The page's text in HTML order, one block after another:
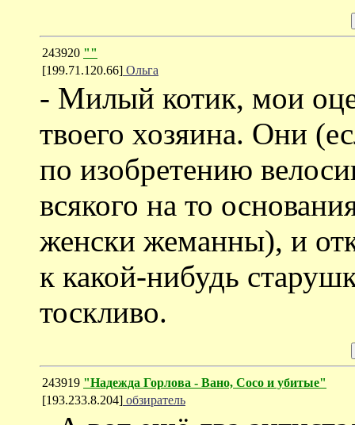
243920 ""
[199.71.120.66] Ольга
- Милый котик, мои
твоего хозяина. Они
по изобретению
всякого на то
женски жеманны), и
к какой-нибудь
тоскливо.
243919 "Надежда Горлова - Вано, Сосо и убитые"
[193.233.8.204] обзиратель